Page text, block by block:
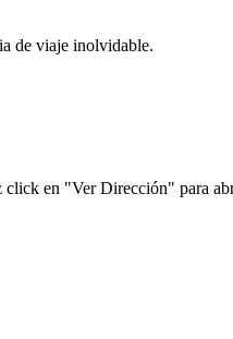
de viaje inolvidable.
click en "Ver Dirección" para